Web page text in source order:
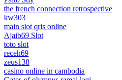
the french connection retrospective
kw303
main slot qris online
Ajaib69 Slot
toto slot
receh69
zeus138
casino online in cambodia